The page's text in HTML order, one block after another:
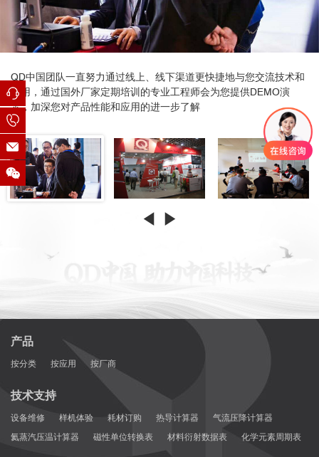
QD中国团队一直努力通过线上、线下渠道更快捷地与您交流技术和
应用，通过国外厂家定期培训的专业工程师会为您提供DEMO演
示，加深您对产品性能和应用的进一步了解
产品
按分类 按应用 按厂商
技术支持
设备维修 样机体验 耗材订购 热导计算器
气流压降计算器
氦蒸汽压温计算器
磁性单位转换表 材料衍射数据表 化学元素周期表